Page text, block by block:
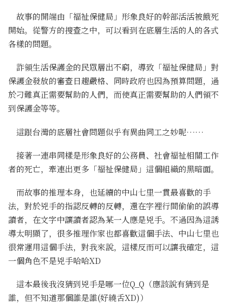
故事的開端由「福祉保健局」形象良好的幹部活活被餓死
開始。從警方的搜查之中，可以看到在底層生活的人的各式
各樣的問題。
詐領生活保護金的民眾層出不窮，導致「福祉保健局」對
保護金發放的審查日趨嚴格、同時政府也因為預算問題，過
於刁難真正需要幫助的人們，而使真正需要幫助的人們領不
到保護金等等。
這跟台灣的底層社會問題似乎有異曲同工之妙呢……
接著一連串同樣是形象良好的公務員、社會福祉相關工作
者的死亡，牽連出更多「福祉保健局」這個組織的黑暗面。
而故事的推理本身，也延續的中山七里一貫最喜歡的手
法，對於兇手的指認反轉的反轉，還在字裡行間偷偷的誤導
讀者，在文字中讓讀者認為某一人應是兇手。不過因為這誘
導太明顯了，很多推理作家也都喜歡這個手法、中山七里也
很常運用這個手法，對我來說，這樣反而可以讓我確定，這
一個角色不是兇手哈哈XD
這本最後我沒猜到兇手是哪一位Q_Q（應該說有猜到是
誰，但不知道那個誰是誰(好繞舌XD)）